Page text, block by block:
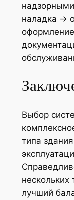
наладка →
Выбор
типа
нескольких
лучший